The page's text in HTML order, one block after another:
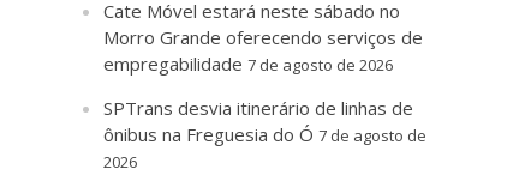
Cate Móvel estará neste sábado no
Morro Grande oferecendo serviços de
empregabilidade 7 de agosto de 2026
SPTrans desvia itinerário de linhas de
ônibus na Freguesia do Ó 7 de agosto de
2026